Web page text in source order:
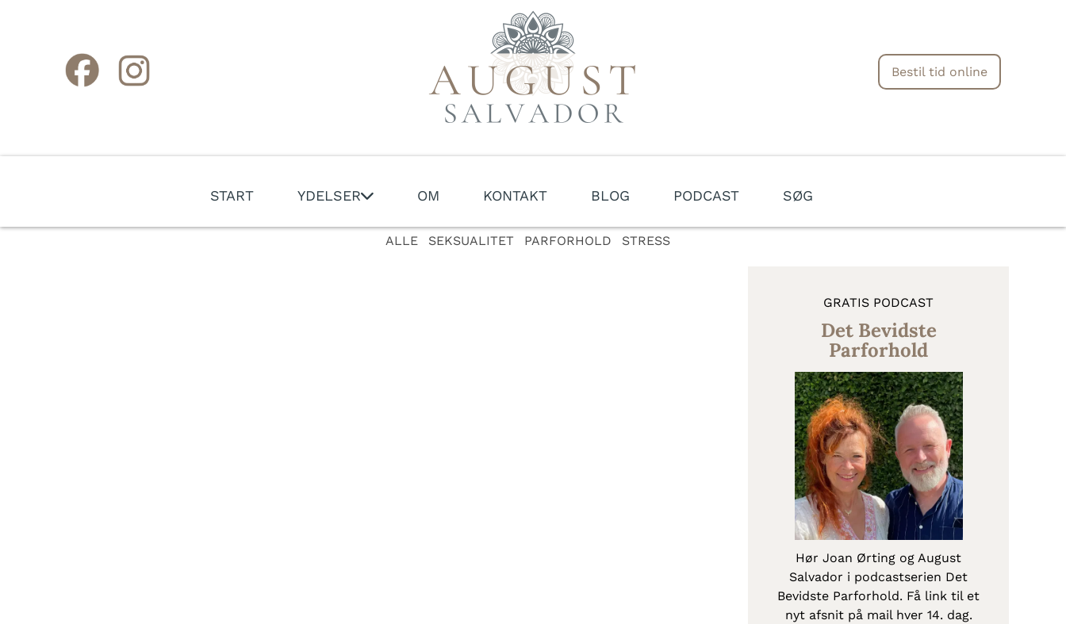
Bestil tid online
START YDELSER OM KONTAKT BLOG PODCAST SØG
ALLE SEKSUALITET PARFORHOLD STRESS
GRATIS PODCAST
Det Bevidste
Parforhold
Hør Joan Ørting og August
Salvador i podcastserien Det
Bevidste Parforhold. Få link til et
nyt afsnit på mail hver 14. dag.